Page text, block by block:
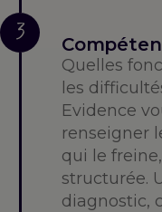
3
Quelles
les
Evidence
renseigner
qui le
structurée.
diagnostic,